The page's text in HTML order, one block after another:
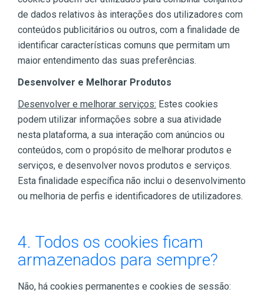
de dados relativos às interações dos utilizadores com
conteúdos publicitários ou outros, com a finalidade de
identificar características comuns que permitam um
maior entendimento das suas preferências.
Desenvolver e Melhorar Produtos
Desenvolver e melhorar serviços: Estes cookies
podem utilizar informações sobre a sua atividade
nesta plataforma, a sua interação com anúncios ou
conteúdos, com o propósito de melhorar produtos e
serviços, e desenvolver novos produtos e serviços.
Esta finalidade específica não inclui o desenvolvimento
ou melhoria de perfis e identificadores de utilizadores.
4. Todos os cookies ficam
armazenados para sempre?
Não, há cookies permanentes e cookies de sessão: